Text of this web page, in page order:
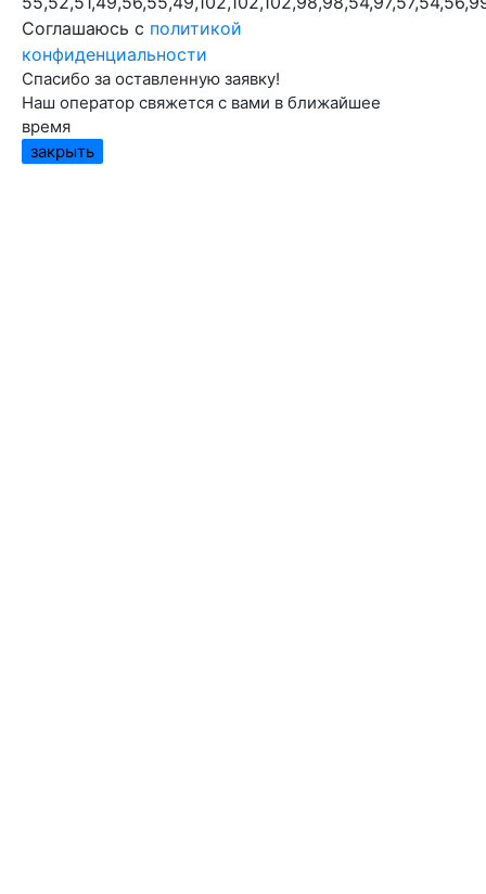
Cоглашаюсь с политикой
конфиденциальности
Спасибо за оставленную заявку!
Наш оператор свяжется с вами в ближайшее
время
закрыть